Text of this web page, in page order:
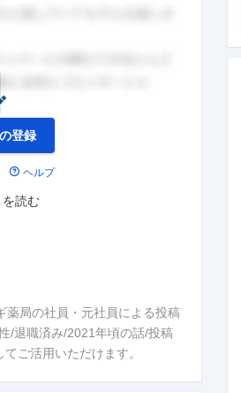
登録
ヘルプ
を読む
薬局の社員・元社員による投稿
/退職済み/2021年頃の話/投稿
ご活用いただけます。